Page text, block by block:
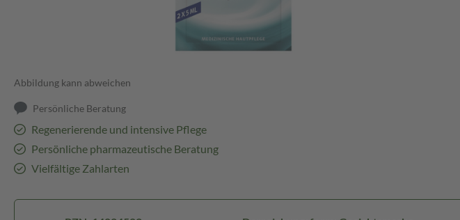
Abbildung kann abweichen
Persönliche Beratung
Regenerierende und intensive Pflege
Persönliche pharmazeutische Beratung
Vielfältige Zahlarten